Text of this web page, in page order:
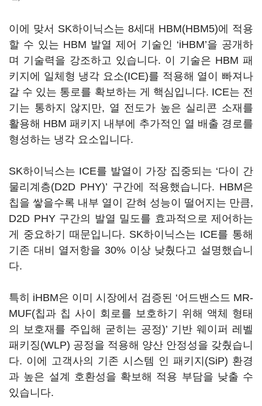
이에 맞서 SK하이닉스는 8세대 HBM(HBM5)에 적용
할 수 있는 HBM 발열 제어 기술인 ‘iHBM’을 공개하
며 기술력을 강조하고 있습니다. 이 기술은 HBM 패
키지에 일체형 냉각 요소(ICE)를 적용해 열이 빠져나
갈 수 있는 통로를 확보하는 게 핵심입니다. ICE는 전
기는 통하지 않지만, 열 전도가 높은 실리콘 소재를
활용해 HBM 패키지 내부에 추가적인 열 배출 경로를
형성하는 냉각 요소입니다.
SK하이닉스는 ICE를 발열이 가장 집중되는 ‘다이 간
물리계층(D2D PHY)’ 구간에 적용했습니다. HBM은
칩을 쌓을수록 내부 열이 갇혀 성능이 떨어지는 만큼,
D2D PHY 구간의 발열 밀도를 효과적으로 제어하는
게 중요하기 때문입니다. SK하이닉스는 ICE를 통해
기존 대비 열저항을 30% 이상 낮췄다고 설명했습니
다.
특히 iHBM은 이미 시장에서 검증된 ‘어드밴스드 MR-
MUF(칩과 칩 사이 회로를 보호하기 위해 액체 형태
의 보호재를 주입해 굳히는 공정)’ 기반 웨이퍼 레벨
패키징(WLP) 공정을 적용해 양산 안정성을 갖췄습니
다. 이에 고객사의 기존 시스템 인 패키지(SiP) 환경
과 높은 설계 호환성을 확보해 적용 부담을 낮출 수
있습니다.